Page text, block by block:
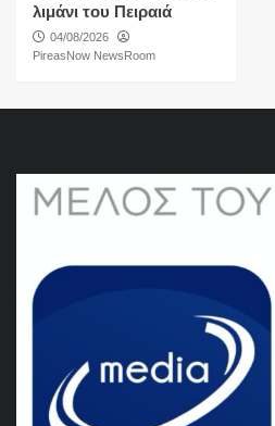
λιμάνι του Πειραιά
04/08/2026
PireasNow NewsRoom